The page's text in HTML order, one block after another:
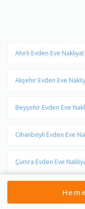
Ahırlı Evden Eve Nakliyat
Akşehir Evden Eve
Beyşehir Evden Eve
Cihanbeyli Evden Eve
Çumra Evden Eve
Derebucak Evden Eve